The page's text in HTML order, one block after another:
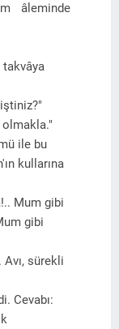
âleminde
takvâya
olmakla."
ile bu
kullarına
Mum gibi
gibi
sürekli
Cevabı: